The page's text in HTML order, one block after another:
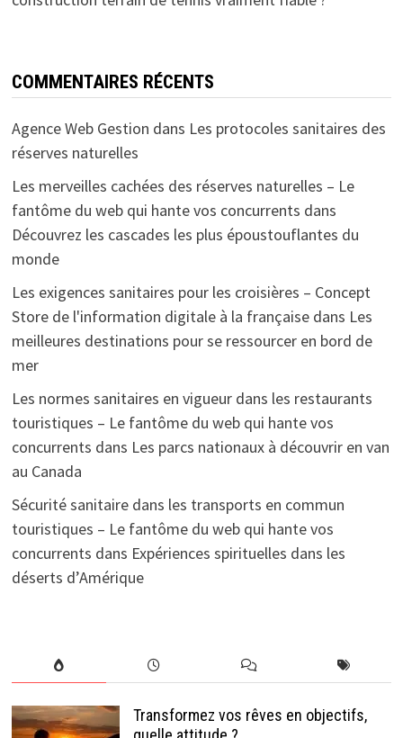
COMMENTAIRES RÉCENTS
Agence Web Gestion dans Les protocoles sanitaires des
réserves naturelles
Les merveilles cachées des réserves naturelles – Le
fantôme du web qui hante vos concurrents dans
Découvrez les cascades les plus époustouflantes du
monde
Les exigences sanitaires pour les croisières – Concept
Store de l'information digitale à la françaisedans Les
meilleures destinations pour se ressourcer en bord de
mer
Les normes sanitaires en vigueur dans les restaurants
touristiques – Le fantôme du web qui hante vos
concurrents dans Les parcs nationaux à découvrir en van
au Canada
Sécurité sanitaire dans les transports en commun
touristiques – Le fantôme du web qui hante vos
concurrents dans Expériences spirituelles dans les
déserts d’Amérique
Transformez vos rêves en objectifs,